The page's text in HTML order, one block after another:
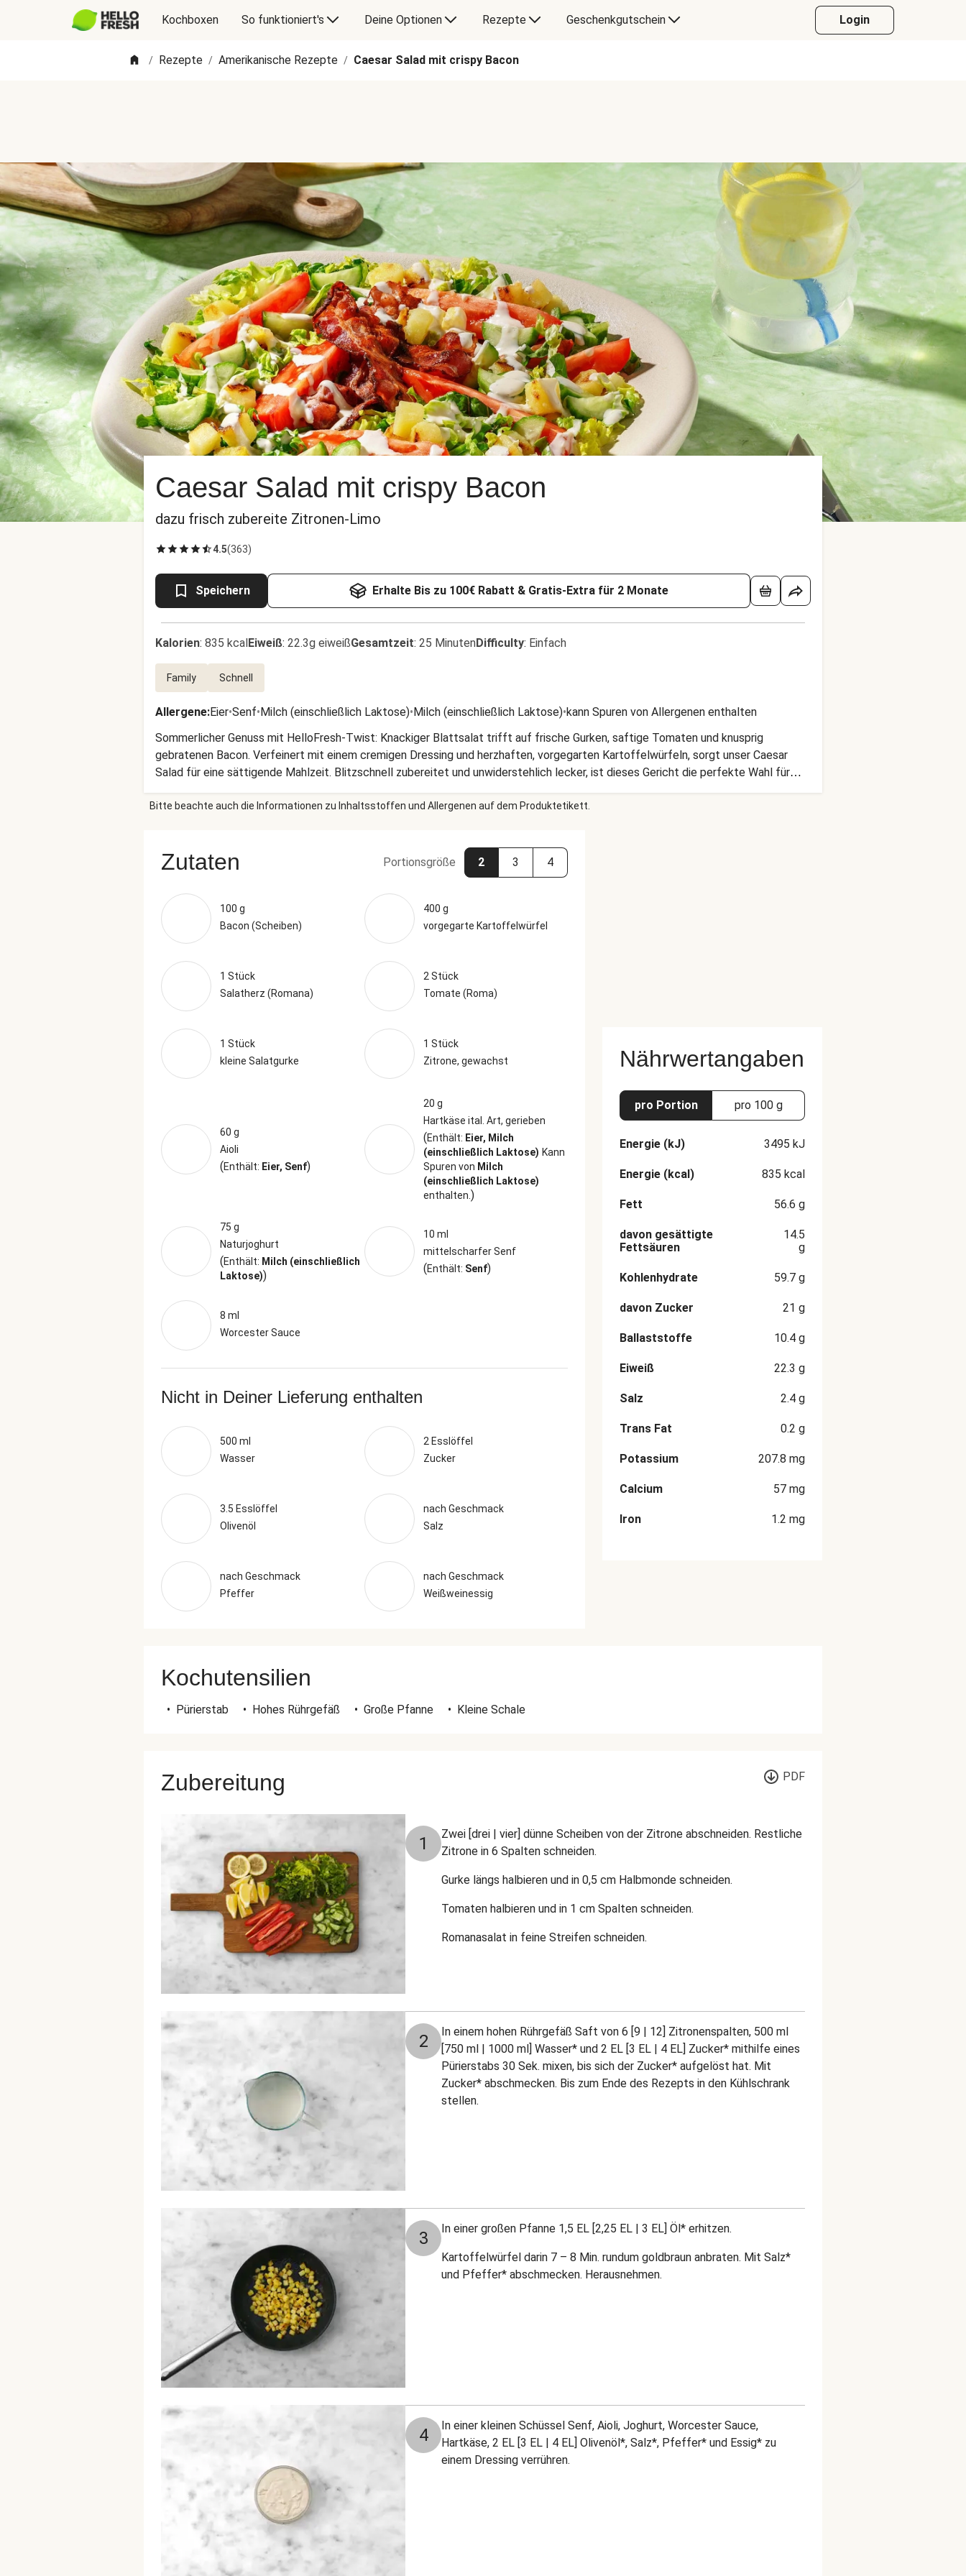
Kochboxen So funktioniert's Deine Optionen Rezepte Geschenkgutschein Login
/ Rezepte / Amerikanische Rezepte / Caesar Salad mit crispy Bacon
Caesar Salad mit crispy Bacon
dazu frisch zubereite Zitronen-Limo
4.5(363)
Speichern Erhalte Bis zu 100€ Rabatt & Gratis-Extra für 2 Monate
Kalorien: 835 kcalEiweiß: 22.3g eiweißGesamtzeit: 25 MinutenDifficulty: Einfach
Family Schnell
Allergene:Eier•Senf•Milch (einschließlich Laktose)•Milch (einschließlich Laktose)•kann Spuren von Allergenen enthalten
Sommerlicher Genuss mit HelloFresh-Twist: Knackiger Blattsalat trifft auf frische Gurken, saftige Tomaten und knusprig
gebratenen Bacon. Verfeinert mit einem cremigen Dressing und herzhaften, vorgegarten Kartoffelwürfeln, sorgt unser Caesar
Salad für eine sättigende Mahlzeit. Blitzschnell zubereitet und unwiderstehlich lecker, ist dieses Gericht die perfekte Wahl für
heiße Sommerabende, an denen wir unsere Zeit lieber im Garten als in der Küche verbringen.
Bitte beachte auch die Informationen zu Inhaltsstoffen und Allergenen auf dem Produktetikett.
Zutaten Portionsgröße 2 3 4
100 g
Bacon (Scheiben)
400 g
vorgegarte Kartoffelwürfel
1 Stück
Salatherz (Romana)
2 Stück
Tomate (Roma)
1 Stück
kleine Salatgurke
1 Stück
Zitrone, gewachst
60 g
Aioli
(Enthält: Eier, Senf)
20 g
Hartkäse ital. Art, gerieben
(Enthält: Eier, Milch
(einschließlich Laktose) Kann
Spuren von Milch
(einschließlich Laktose)
enthalten. )
75 g
Naturjoghurt
(Enthält: Milch (einschließlich
Laktose))
10 ml
mittelscharfer Senf
(Enthält: Senf)
8 ml
Worcester Sauce
Nicht in Deiner Lieferung enthalten
500 ml
Wasser
2 Esslöffel
Zucker
3.5 Esslöffel
Olivenöl
nach Geschmack
Salz
nach Geschmack
Pfeffer
nach Geschmack
Weißweinessig
Nährwertangaben
pro Portion pro 100 g
Energie (kJ) 3495 kJ
Energie (kcal) 835 kcal
Fett 56.6 g
davon gesättigte
Fettsäuren
14.5
g
Kohlenhydrate 59.7 g
davon Zucker 21 g
Ballaststoffe 10.4 g
Eiweiß 22.3 g
Salz 2.4 g
Trans Fat 0.2 g
Potassium 207.8 mg
Calcium 57 mg
Iron 1.2 mg
Kochutensilien
• Pürierstab • Hohes Rührgefäß • Große Pfanne • Kleine Schale
Zubereitung PDF
1
Zwei [drei | vier] dünne Scheiben von der Zitrone abschneiden. Restliche
Zitrone in 6 Spalten schneiden.
Gurke längs halbieren und in 0,5 cm Halbmonde schneiden.
Tomaten halbieren und in 1 cm Spalten schneiden.
Romanasalat in feine Streifen schneiden.
2
In einem hohen Rührgefäß Saft von 6 [9 | 12] Zitronenspalten, 500 ml
[750 ml | 1000 ml] Wasser* und 2 EL [3 EL | 4 EL] Zucker* mithilfe eines
Pürierstabs 30 Sek. mixen, bis sich der Zucker* aufgelöst hat. Mit
Zucker* abschmecken. Bis zum Ende des Rezepts in den Kühlschrank
stellen.
3 In einer großen Pfanne 1,5 EL [2,25 EL | 3 EL] Öl* erhitzen.
Kartoffelwürfel darin 7 – 8 Min. rundum goldbraun anbraten. Mit Salz*
und Pfeffer* abschmecken. Herausnehmen.
4
In einer kleinen Schüssel Senf, Aioli, Joghurt, Worcester Sauce,
Hartkäse, 2 EL [3 EL | 4 EL] Olivenöl*, Salz*, Pfeffer* und Essig* zu
einem Dressing verrühren.